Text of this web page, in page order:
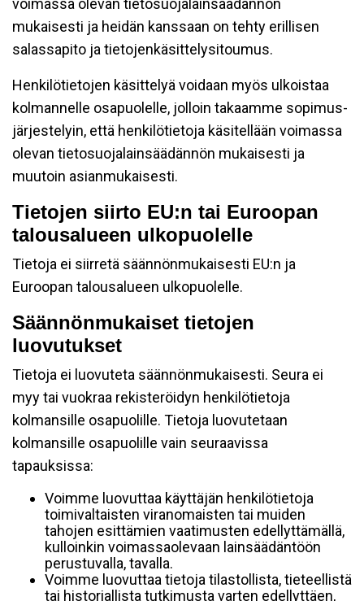
voimassa olevan tietosuojalainsäädännön
mukaisesti ja heidän kanssaan on tehty erillisen
salassapito ja tietojenkäsittelysitoumus.
Henkilötietojen käsittelyä voidaan myös ulkoistaa
kolmannelle osapuolelle, jolloin takaamme sopimus-
järjestelyin, että henkilötietoja käsitellään voimassa
olevan tietosuojalainsäädännön mukaisesti ja
muutoin asianmukaisesti.
Tietojen siirto EU:n tai Euroopan
talousalueen ulkopuolelle
Tietoja ei siirretä säännönmukaisesti EU:n ja
Euroopan talousalueen ulkopuolelle.
Säännönmukaiset tietojen
luovutukset
Tietoja ei luovuteta säännönmukaisesti. Seura ei
myy tai vuokraa rekisteröidyn henkilötietoja
kolmansille osapuolille. Tietoja luovutetaan
kolmansille osapuolille vain seuraavissa
tapauksissa:
Voimme luovuttaa käyttäjän henkilötietoja
toimivaltaisten viranomaisten tai muiden
tahojen esittämien vaatimusten edellyttämällä,
kulloinkin voimassaolevaan lainsäädäntöön
perustuvalla, tavalla.
Voimme luovuttaa tietoja tilastollista, tieteellistä
tai historiallista tutkimusta varten edellyttäen,